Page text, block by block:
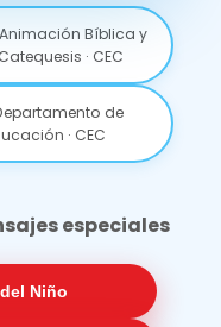
Bíblica y
Catequesis · CEC
de
· CEC
especiales
del Niño